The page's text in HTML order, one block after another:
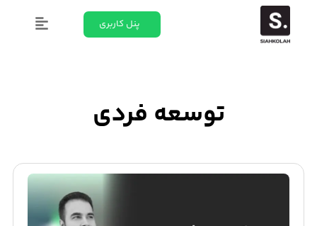
پنل کاربری
توسعه فردی